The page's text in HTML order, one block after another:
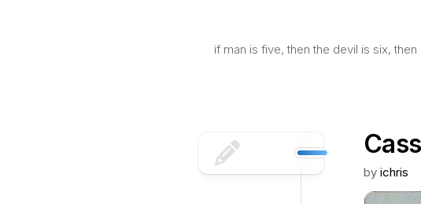
if man is five, then the devil is six,
by ichris